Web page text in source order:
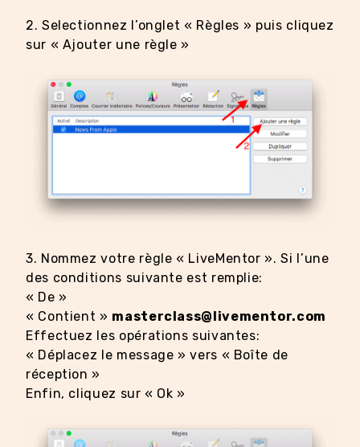
2. Selectionnez l’onglet « Règles » puis cliquez
sur « Ajouter une règle »
3. Nommez votre règle « LiveMentor ». Si l’une
des conditions suivante est remplie:
« De »
« Contient » masterclass@livementor.com
Effectuez les opérations suivantes:
« Déplacez le message » vers « Boîte de
réception »
Enfin, cliquez sur « Ok »